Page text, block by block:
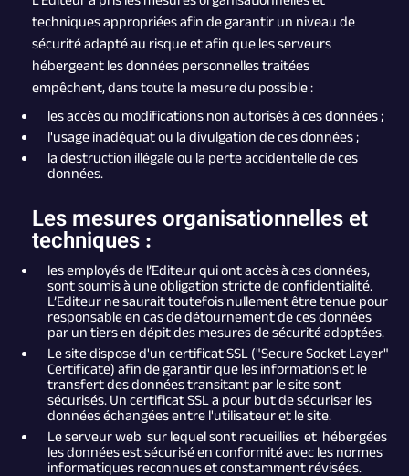
techniques appropriées afin de garantir un niveau de
sécurité adapté au risque et afin que les serveurs
hébergeant les données personnelles traitées
empêchent, dans toute la mesure du possible :
les accès ou modifications non autorisés à ces données ;
l'usage inadéquat ou la divulgation de ces données ;
la destruction illégale ou la perte accidentelle de ces
données.
Les mesures organisationnelles et
techniques :
les employés de l’Editeur qui ont accès à ces données,
sont soumis à une obligation stricte de confidentialité.
L’Editeur ne saurait toutefois nullement être tenue pour
responsable en cas de détournement de ces données
par un tiers en dépit des mesures de sécurité adoptées.
Le site dispose d'un certificat SSL ("Secure Socket Layer"
Certificate) afin de garantir que les informations et le
transfert des données transitant par le site sont
sécurisés. Un certificat SSL a pour but de sécuriser les
données échangées entre l'utilisateur et le site.
Le serveur web sur lequel sont recueillies et hébergées
les données est sécurisé en conformité avec les normes
informatiques reconnues et constamment révisées.